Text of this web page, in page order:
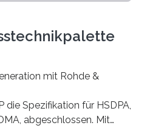
mit Rohde &
die Spezifikation für HSDPA,
abgeschlossen. Mit